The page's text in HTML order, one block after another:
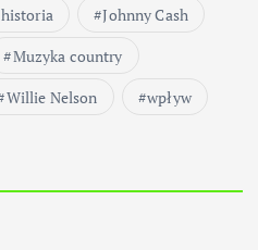
historia
Johnny Cash
Muzyka country
Willie Nelson wpływ